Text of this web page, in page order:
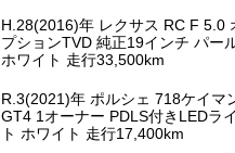
H.28(2016)年 レクサス RC F 5.0
プションTVD 純正19インチ パー
ホワイト 走行33,500km
R.3(2021)年 ポルシェ 718ケイマ
GT4 1オーナー PDLS付きLEDライ
ト ホワイト 走行17,400km